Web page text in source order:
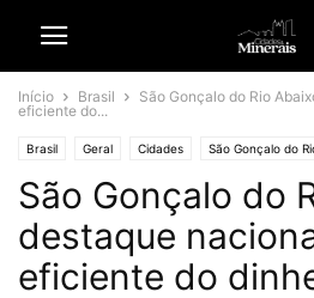
Início Brasil
São Gonçalo do Rio
eficiente do...
Brasil Geral Cidades São Gonçalo do
São Gonçalo do
destaque
eficiente do